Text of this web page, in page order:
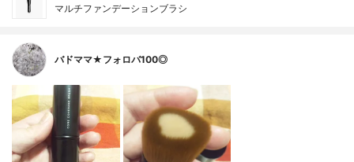
マルチファンデーションブラシ
バドママ★フォロバ100◎